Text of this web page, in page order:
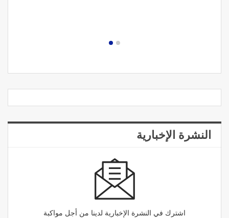
النشرة الإخبارية
اشترك في النشرة الإخبارية لدينا من أجل مواكبة